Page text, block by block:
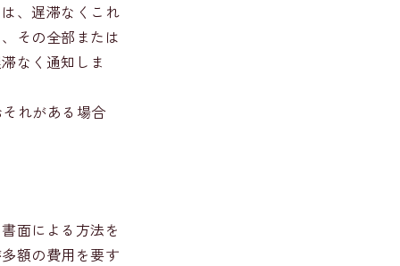
、遅滞なくこれ
その全部または
なく通知しま
れがある場合
面による方法を
額の費用を要す